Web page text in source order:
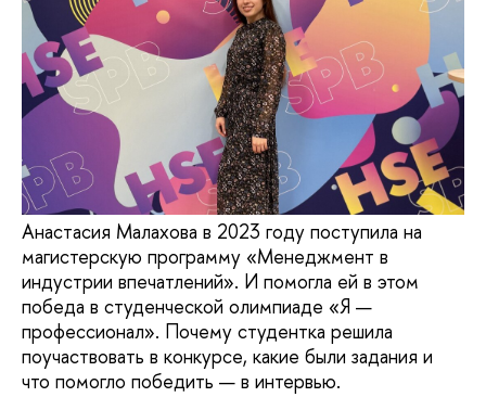
Анастасия Малахова в 2023 году поступила на
магистерскую программу «Менеджмент в
индустрии впечатлений». И помогла ей в этом
победа в студенческой олимпиаде «Я —
профессионал». Почему студентка решила
поучаствовать в конкурсе, какие были задания и
что помогло победить — в интервью.